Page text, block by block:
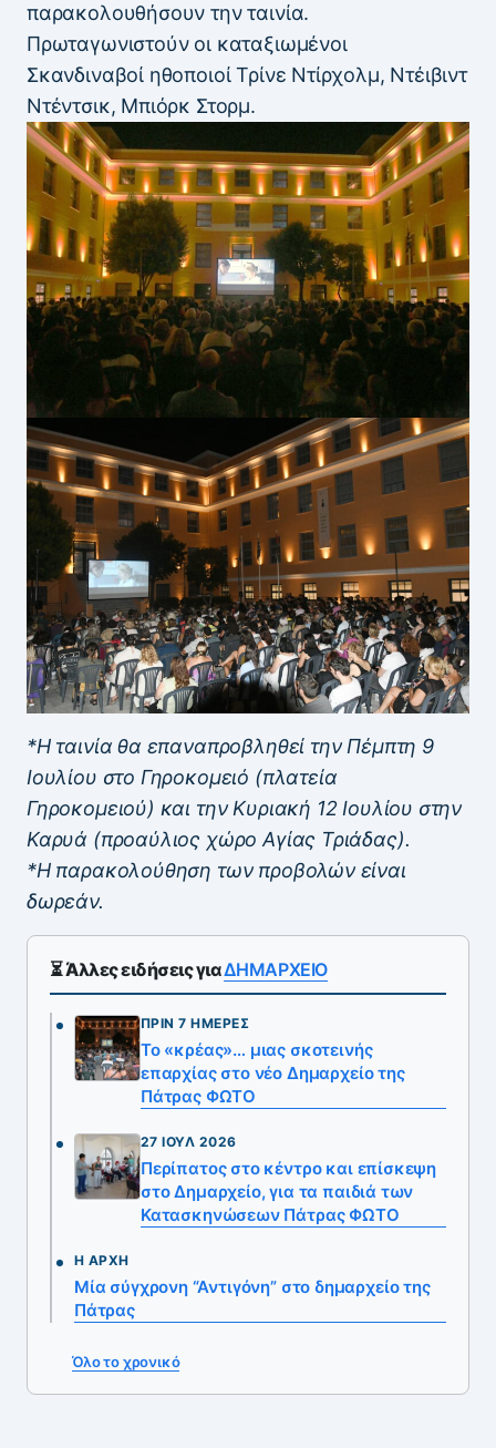
παρακολουθήσουν την ταινία.
Πρωταγωνιστούν οι καταξιωμένοι
Σκανδιναβοί ηθοποιοί Τρίνε Ντίρχολμ, Ντέιβιντ
Ντέντσικ, Μπιόρκ Στορμ.
*Η ταινία θα επαναπροβληθεί την Πέμπτη 9
Ιουλίου στο Γηροκομειό (πλατεία
Γηροκομειού) και την Κυριακή 12 Ιουλίου στην
Καρυά (προαύλιος χώρο Αγίας Τριάδας).
*Η παρακολούθηση των προβολών είναι
δωρεάν.
⏳ Άλλες ειδήσεις γιαΔΗΜΑΡΧΕΙΟ
ΠΡΙΝ 7 ΗΜΈΡΕΣ
Το «κρέας»… μιας σκοτεινής
επαρχίας στο νέο Δημαρχείο της
Πάτρας ΦΩΤΟ
27 ΙΟΎΛ 2026
Περίπατος στο κέντρο και επίσκεψη
στο Δημαρχείο, για τα παιδιά των
Κατασκηνώσεων Πάτρας ΦΩΤΟ
Η ΑΡΧΉ
Μία σύγχρονη “Αντιγόνη” στο δημαρχείο της
Πάτρας
Όλο το χρονικό